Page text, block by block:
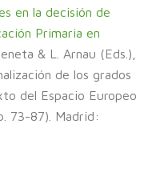
en la decisión de
Primaria en
& L. Arnau (Eds.),
de los grados
del Espacio Europeo
73-87). Madrid: